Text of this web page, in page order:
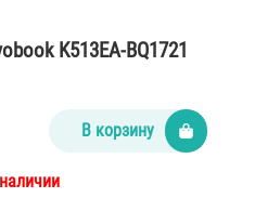
K513EA-BQ1721
В корзину